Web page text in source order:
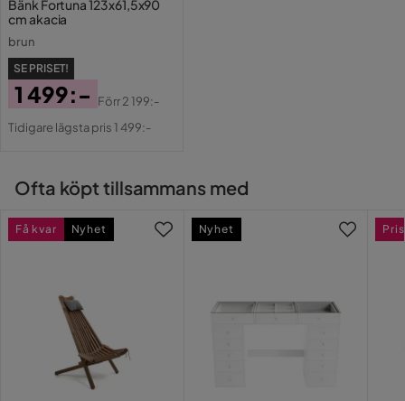
Bänk Fortuna 123x61,5x90
cm akacia
brun
SE PRISET!
Pris
1 499:-
Original
Förr2 199:-
Tidigare lägsta pris 1 499:-
Ofta köpt tillsammans med
Få kvar Nyhet Nyhet